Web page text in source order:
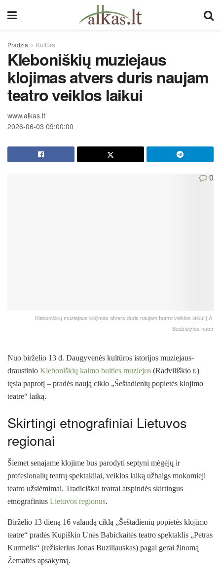
Pradžia Kultūra
Kleboniškių muziejaus
klojimas atvers duris naujam
teatro veiklos laikui
www.alkas.lt
2026-06-03 09:00:00
0
Kleboniškių muziejaus klojimas atvers duris naujam teatro veiklos laikui | A.
Budžiulytės nuotr
Nuo birželio 13 d. Daugyvenės kultūros istorijos muziejaus-
draustinio Kleboniškių kaimo buities muziejus (Radviliškio r.)
tęsia paprotį – pradės naują ciklo „Šeštadienių popietės klojimo
teatre“ laiką.
Skirtingi etnografiniai Lietuvos
regionai
Šiemet senajame klojime bus parodyti septyni mėgėjų ir
profesionalių teatrų spektakliai, veiklos laiką užbaigs mokomieji
teatro užsiėmimai. Tradiciškai teatrai atspindės skirtingus
etnografinius Lietuvos regionus.
Birželio 13 dieną 16 valandą ciklą „Šeštadienių popietės klojimo
teatre“ pradės Kupiškio Unės Babickaitės teatro spektaklis „Petras
Kurmelis“ (režisierius Jonas Buziliauskas) pagal gerai žinomą
Žemaitės apsakymą.